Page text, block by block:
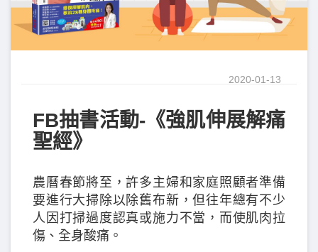
2020-01-13
FB抽書活動-《強肌伸展解痛
聖經》
農曆春節將至，許多主婦和家庭照顧者準備
要進行大掃除以除舊布新，但往年總有不少
人因打掃過度認真或施力不當，而使肌肉拉
傷、全身酸痛。